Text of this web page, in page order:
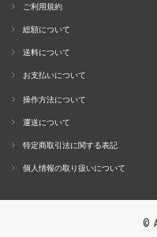
ご利用規約
総額について
送料について
お支払いについて
操作方法について
運送について
特定商取引法に関する表記
個人情報の取り扱いについて
©